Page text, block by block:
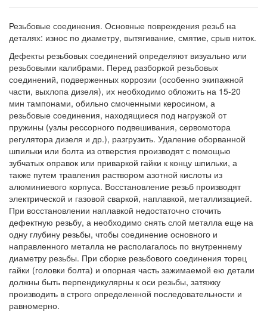
Резьбовые соединения. Основные повреждения резьб на
деталях: износ по диаметру, вытягивание, смятие, срыв ниток.
Дефекты резьбовых соединений определяют визуально или
резьбовыми калибрами. Перед разборкой резьбовых
соединений, подверженных коррозии (особенно экипажной
части, выхлопа дизеля), их необходимо обложить на 15-20
мин тампонами, обильно смоченными керосином, а
резьбовые соединения, находящиеся под нагрузкой от
пружины (узлы рессорного подвешивания, сервомотора
регулятора дизеля и др.), разгрузить. Удаление оборванной
шпильки или болта из отверстия производят с помощью
зубчатых оправок или приваркой гайки к концу шпильки, а
также путем травления раствором азотной кислоты из
алюминиевого корпуса. Восстановление резьб производят
электрической и газовой сваркой, наплавкой, металлизацией.
При восстановлении наплавкой недостаточно сточить
дефектную резьбу, а необходимо снять слой металла еще на
одну глубину резьбы, чтобы соединение основного и
направленного металла не располагалось по внутреннему
диаметру резьбы. При сборке резьбового соединения торец
гайки (головки болта) и опорная часть зажимаемой ею детали
должны быть перпендикулярны к оси резьбы, затяжку
производить в строго определенной последовательности и
равномерно.